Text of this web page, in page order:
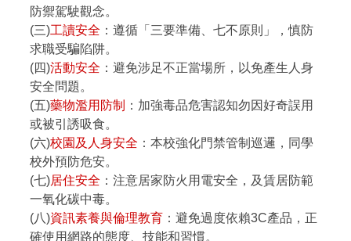
防禦駕駛觀念。
(三)工讀安全 ：遵循「三要準備、七不原則」，慎防
求職受騙陷阱。
(四)活動安全 ：避免涉足不正當場所，以免產生人身
安全問題。
(五)藥物濫用防制
：加強毒品危害認知勿因好奇誤用
或被引誘吸食。
(六)校園及人身安全 ：本校強化門禁管制巡邏，同學
校外預防危安。
(七)居住安全 ：注意居家防火用電安全，及賃居防範
一氧化碳中毒。
(八)資訊素養與倫理教育 ：避免過度依賴3C產品，正
確使用網路的態度、技能和習慣。